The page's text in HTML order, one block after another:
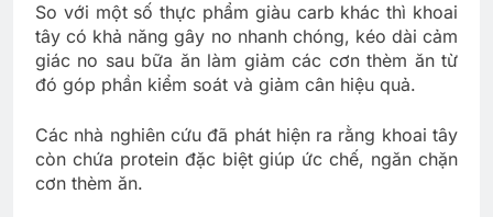
So với một số thực phẩm giàu carb khác thì khoai
tây có khả năng gây no nhanh chóng, kéo dài cảm
giác no sau bữa ăn làm giảm các cơn thèm ăn từ
đó góp phần kiểm soát và giảm cân hiệu quả.
Các nhà nghiên cứu đã phát hiện ra rằng khoai tây
còn chứa protein đặc biệt giúp ức chế, ngăn chặn
cơn thèm ăn.